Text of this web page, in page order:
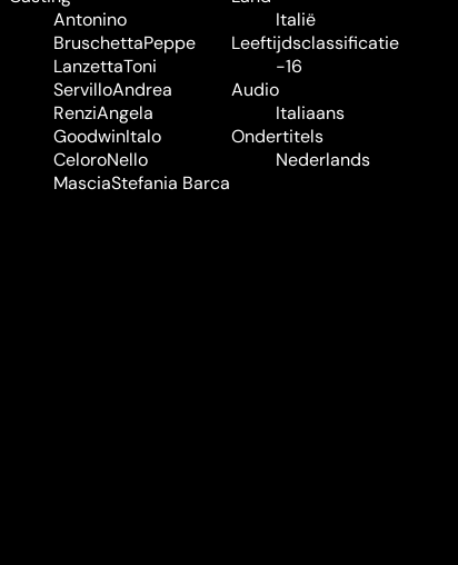
Antonino
BruschettaPeppe
LanzettaToni
ServilloAndrea
RenziAngela
GoodwinItalo
CeloroNello
MasciaStefania Barca
Italië
Leeftijdsclassificatie
-16
Audio
Italiaans
Ondertitels
Nederlands